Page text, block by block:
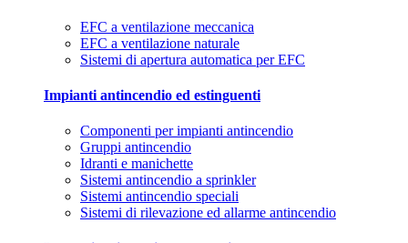
EFC a ventilazione meccanica
EFC a ventilazione naturale
Sistemi di apertura automatica per EFC
Impianti antincendio ed estinguenti
Componenti per impianti antincendio
Gruppi antincendio
Idranti e manichette
Sistemi antincendio a sprinkler
Sistemi antincendio speciali
Sistemi di rilevazione ed allarme antincendio